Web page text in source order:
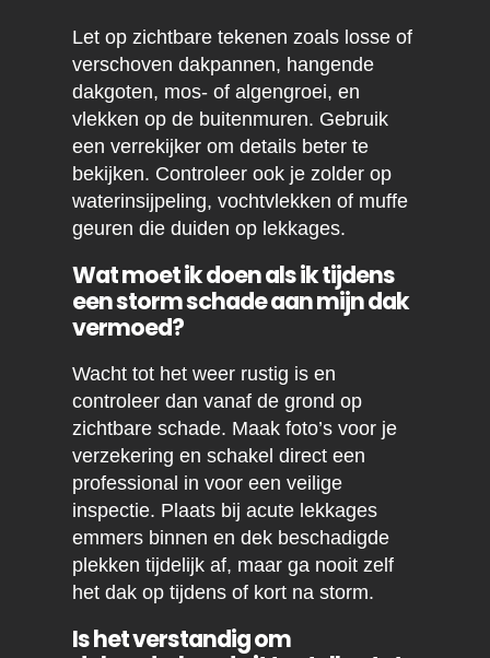
Let op zichtbare tekenen zoals losse of
verschoven dakpannen, hangende
dakgoten, mos- of algengroei, en
vlekken op de buitenmuren. Gebruik
een verrekijker om details beter te
bekijken. Controleer ook je zolder op
waterinsijpeling, vochtvlekken of muffe
geuren die duiden op lekkages.
Wat moet ik doen als ik tijdens
een storm schade aan mijn dak
vermoed?
Wacht tot het weer rustig is en
controleer dan vanaf de grond op
zichtbare schade. Maak foto’s voor je
verzekering en schakel direct een
professional in voor een veilige
inspectie. Plaats bij acute lekkages
emmers binnen en dek beschadigde
plekken tijdelijk af, maar ga nooit zelf
het dak op tijdens of kort na storm.
Is het verstandig om